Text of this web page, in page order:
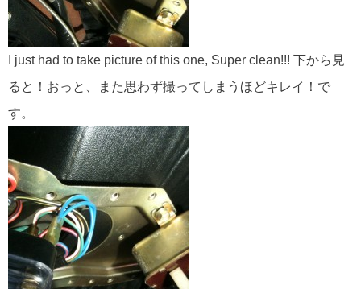
I just had to take picture of this one, Super clean!!! 下から見
ると！おっと、また思わず撮ってしまうほどキレイ！で
す。